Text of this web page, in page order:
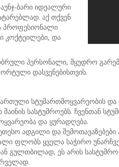
ბარი იდეალური
აქ თქვენ
პროფესიონალი
კოქტეილები, და
პერსონალი, მყუდრო
დასვენებისთვის.
სტუმართმოყვარეობის
სასტუმროებს. ჩვენთან
და ყურადღება.
ადგილი და შემოთავაზებები
ფლობს ყველა საჭირო
გულთბილად, ეს არის